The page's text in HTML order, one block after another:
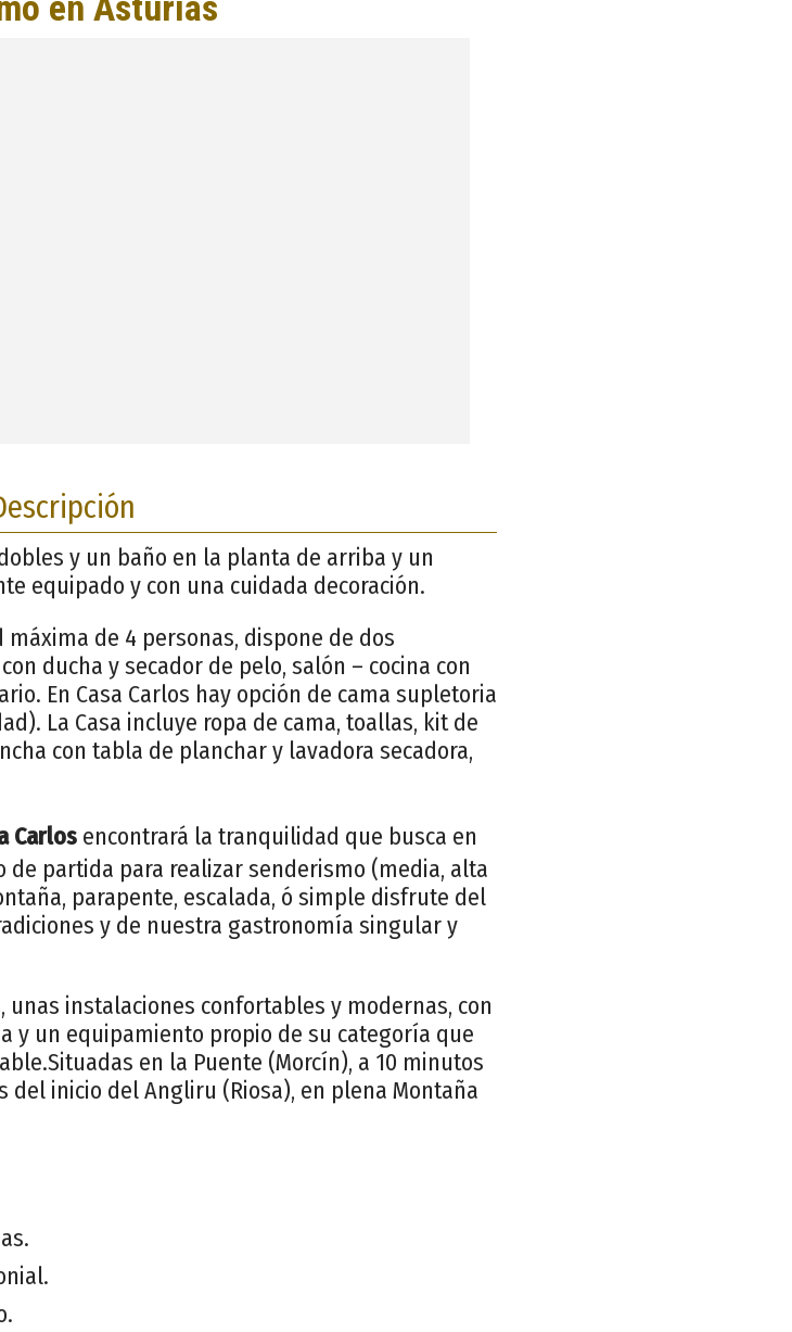
y un baño en la planta de arriba y un
equipado y con una cuidada decoración.
máxima de 4 personas, dispone de dos
ducha y secador de pelo, salón – cocina con
En Casa Carlos hay opción de cama supletoria
La Casa incluye ropa de cama, toallas, kit de
con tabla de planchar y lavadora secadora,
Carlos encontrará la tranquilidad que busca en
de partida para realizar senderismo (media, alta
parapente, escalada, ó simple disfrute del
y de nuestra gastronomía singular y
unas instalaciones confortables y modernas, con
y un equipamiento propio de su categoría que
en la Puente (Morcín), a 10 minutos
del inicio del Angliru (Riosa), en plena Montaña